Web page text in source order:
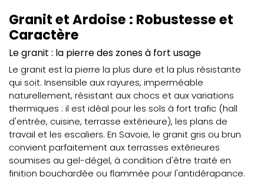
Granit et Ardoise : Robustesse et
Caractère
Le granit : la pierre des zones à fort usage
Le granit est la pierre la plus dure et la plus résistante
qui soit. Insensible aux rayures, imperméable
naturellement, résistant aux chocs et aux variations
thermiques : il est idéal pour les sols à fort trafic (hall
d'entrée, cuisine, terrasse extérieure), les plans de
travail et les escaliers. En Savoie, le granit gris ou brun
convient parfaitement aux terrasses extérieures
soumises au gel-dégel, à condition d'être traité en
finition bouchardée ou flammée pour l'antidérapance.